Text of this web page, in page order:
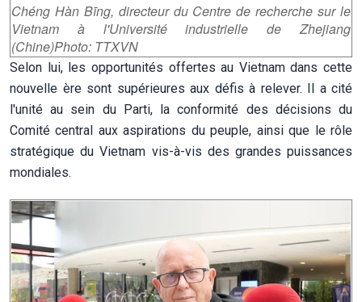
Chéng Hàn Bīng, directeur du Centre de recherche sur le
Vietnam à l'Université industrielle de Zhejiang
(Chine)Photo: TTXVN
Selon lui, les opportunités offertes au Vietnam dans cette
nouvelle ère sont supérieures aux défis à relever. Il a cité
l'unité au sein du Parti, la conformité des décisions du
Comité central aux aspirations du peuple, ainsi que le rôle
stratégique du Vietnam vis-à-vis des grandes puissances
mondiales.